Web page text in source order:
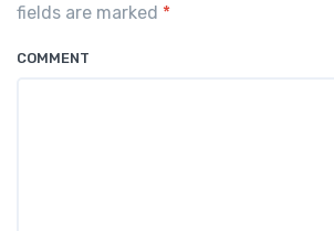
fields are marked *
COMMENT